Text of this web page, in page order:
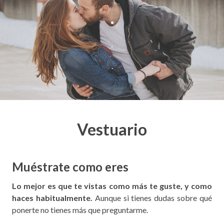
.
.
.
Vestuario
Muéstrate como eres
Lo mejor es que te vistas como más te guste, y como
haces habitualmente. Aunque si tienes dudas sobre qué
ponerte no tienes más que preguntarme.